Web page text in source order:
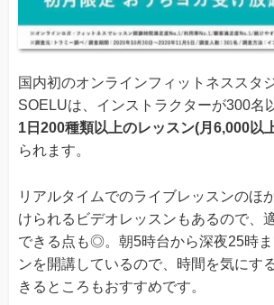
国内初のオンラインフィットネススタ
SOELUは、インストラクターが300名
1日200種類以上のレッスン(月6,000以
られます。
リアルタイムでのライブレッスンのほ
けられるビデオレッスンもあるので、
できる点も◎。朝5時台から深夜25時
ンを開講しているので、時間を気にす
きるところもおすすめです。